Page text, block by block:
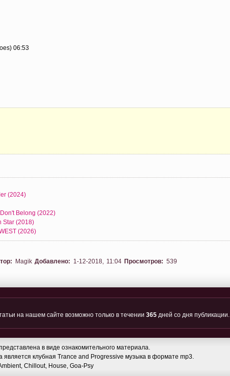
06:53
(2024)
Belong (2022)
Star (2018)
(2026)
Magik Добавлено: 1-12-2018, 11:04 Просмотров: 539
на нашем сайте возможно только в течении 365 дней со дня публикации.
в виде ознакомительного материала.
является клубная Trance and Progressive музыка в формате mp3.
Chillout, House, Goa-Psy